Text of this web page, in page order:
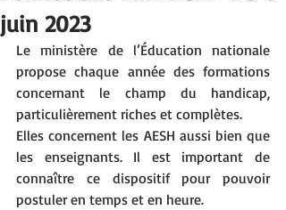
juin 2023
Le ministère de l’Éducation nationale
propose chaque année des formations
concernant le champ du handicap,
particulièrement riches et complètes.
Elles concernent les AESH aussi bien que
les enseignants. Il est important de
connaître ce dispositif pour pouvoir
postuler en temps et en heure.